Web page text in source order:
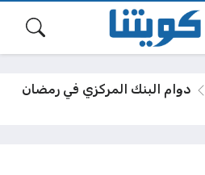
دوام البنك المركزي في رمضان